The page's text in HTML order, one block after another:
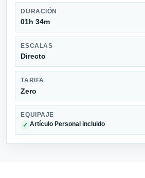
DURACIÓN
01h 34m
ESCALAS
Directo
TARIFA
Zero
EQUIPAJE
✓ Artículo Personal incluido